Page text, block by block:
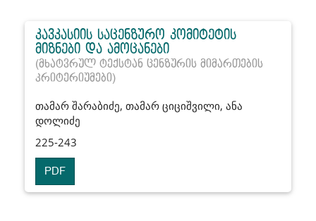
კავკასიის საცენზურო კომიტეტის
მიზნები და ამოცანები
(მხატვრულ ტექსტან ცენზურის მიმართების
კრიტერიუმები)
თამარ შარაბიძე, თამარ ციციშვილი, ანა
დოლიძე
225-243
PDF